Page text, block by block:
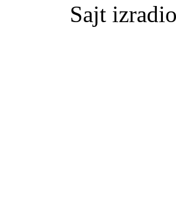
Sajt